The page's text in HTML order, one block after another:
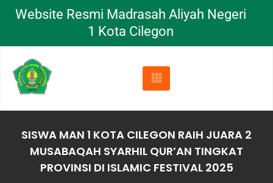
Website Resmi Madrasah Aliyah Negeri
1 Kota Cilegon
SISWA MAN 1 KOTA CILEGON RAIH JUARA 2
MUSABAQAH SYARHIL QUR’AN TINGKAT
PROVINSI DI ISLAMIC FESTIVAL 2025